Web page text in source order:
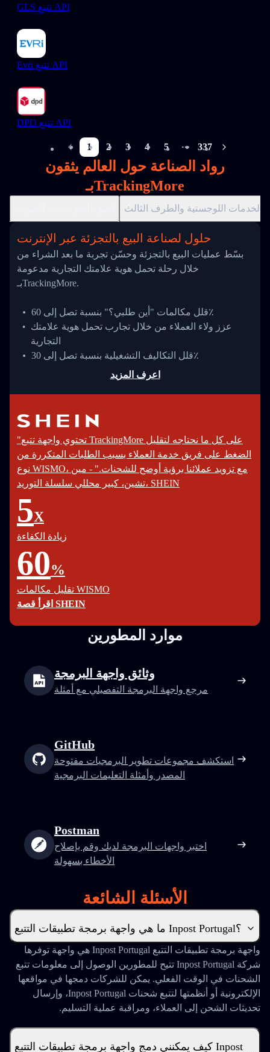
GLS تتبع API
Evri تتبع API
DPD تتبع API
1 2 3 4 5
More pages
337
رواد الصناعة حول العالم يثقون
بـTrackingMore
الخدمات اللوجستية والطرف الثالث
حلول لصناعة البيع بالتجزئة عبر الإنترنت
بسّط عمليات البيع بالتجزئة وحسّن تجربة ما بعد الشراء من
خلال رحلة تحمل هوية علامتك التجارية مدعومة
بـTrackingMore.
قلل مكالمات "أين طلبي؟" بنسبة تصل إلى 60٪
عزز ولاء العملاء من خلال تجارب تحمل هوية علامتك
التجارية
قلل التكاليف التشغيلية بنسبة تصل إلى 30٪
اعرف المزيد
"تحتوي واجهة تتبع TrackingMore على كل ما نحتاجه لتقليل
الضغط على فريق خدمة العملاء بسبب الطلبات المتكررة من
نوع WISMO، مع تزويد عملائنا برؤية أوضح للشحنات." - مين
تشين، كبير محللي سلسلة التوريد، SHEIN
5X
زيادة الكفاءة
60%
تقليل مكالمات WISMO
اقرأ قصة SHEIN
موارد المطورين
وثائق واجهة البرمجة
مرجع واجهة البرمجة التفصيلي مع أمثلة
GitHub
استكشف مجموعات تطوير البرمجيات مفتوحة
المصدر وأمثلة التعليمات البرمجية
Postman
اختبر واجهات البرمجة لديك وقم بإصلاح
الأخطاء بسهولة
الأسئلة الشائعة
ما هي واجهة برمجة تطبيقات التتبع Inpost Portugal؟
واجهة برمجة تطبيقات التتبع Inpost Portugal هي واجهة توفرها
شركة Inpost Portugal تتيح للمطورين الوصول إلى معلومات تتبع
الشحنات في الوقت الفعلي. يمكن للشركات دمجها في مواقعها
الإلكترونية أو أنظمتها لتتبع شحنات Inpost Portugal، وإرسال
تحديثات الشحن إلى العملاء، ومراقبة عملية التسليم.
كيف يمكنني دمج واجهة برمجة تطبيقات التتبع Inpost